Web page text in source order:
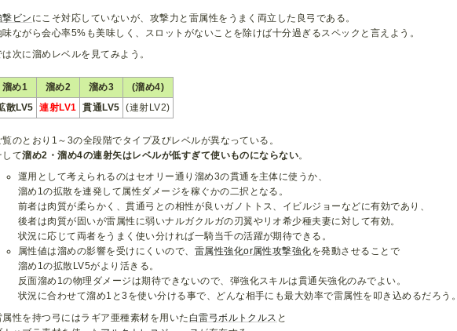
撃ビン にこそ対応していないが、攻撃力と雷属性をうまく両立した良弓である。
味ながら会心率5%も美味しく、スロットがないことを除けば十分過ぎるスペックと言えよう。
は次に溜めレベルを見てみよう。
溜め1 溜め2 溜め3
(溜め4)
散LV5 連射LV1 貫通LV5 (連射LV2)
覧のとおり1～3の全段階でタイプ及びレベルが異なっている。
して溜め2・溜め4の連射矢はレベルが低すぎて使いものにならない。
運用として考えられるのはセオリー通り溜め3の貫通を主体に使うか、
溜め1の拡散を連発して属性ダメージを稼ぐかの二択となる。
前者は肉質が柔らかく、貫通弓との相性が良いガノトトス、イビルジョーなどに有効であり、
後者は肉質が固いが雷属性に弱いナルガクルガの刃翼やリオ希少種夫妻に対して有効。
状況に応じて両者をうまく使い分ければ一騎当千の活躍が期待できる。
属性値は溜めの影響を受けにくいので、 雷属性強化or属性攻撃強化を発動させることで
溜め1の拡散LV5がより活きる。
反面溜め1の物理ダメージは期待できないので、弾強化スキルは貫通矢強化のみでよい。
状況に合わせて溜め1と3を使い分ける事で、どんな相手にも最大効率で雷属性を叩き込めるだろう。
属性を持つ弓にはラギア亜種素材を用いた 白雷弓ボルトクルス と